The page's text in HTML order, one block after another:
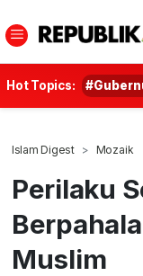
Hot Topics:
Islam Digest Mozaik
Perilaku
Muslim